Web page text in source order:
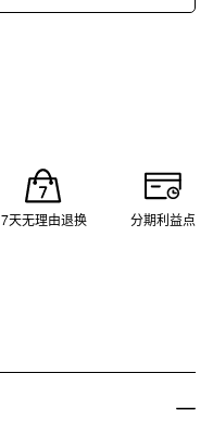
7天无理由退换 分期利益点